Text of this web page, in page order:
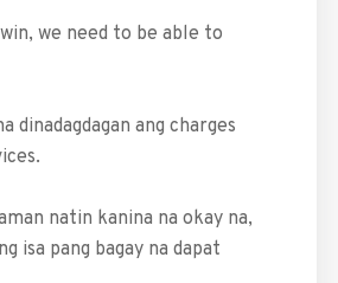
we need to be able to
ang charges
natin kanina na okay na,
isa pang bagay na dapat